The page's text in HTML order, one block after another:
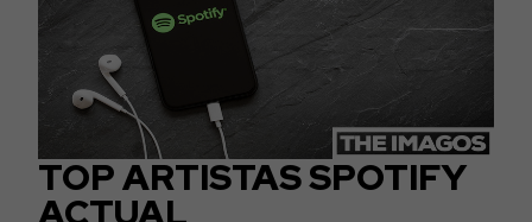
TOP ARTISTAS SPOTIFY
ACTUAL